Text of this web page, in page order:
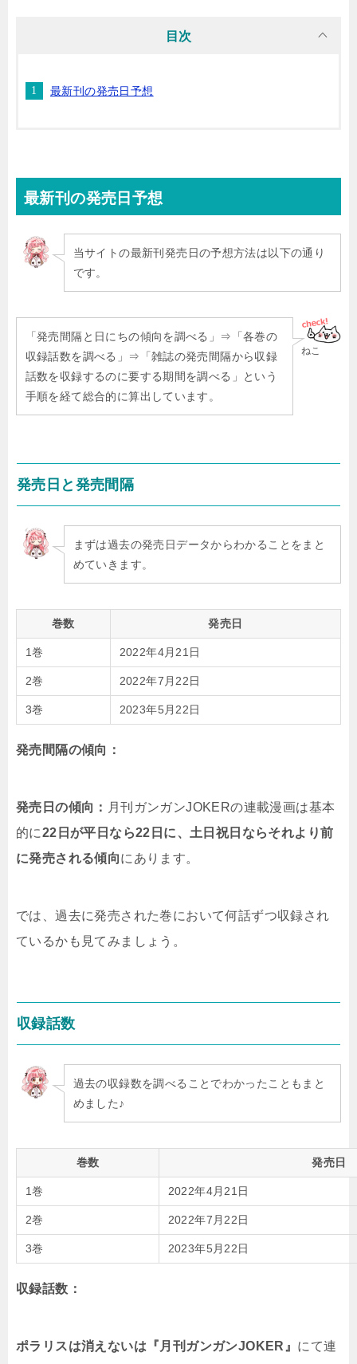
目次
最新刊の発売日予想
最新刊の発売日予想
当サイトの最新刊発売日の予想方法は以下の通り
です。
ねこ
「発売間隔と日にちの傾向を調べる」⇒「各巻の
収録話数を調べる」⇒「雑誌の発売間隔から収録
話数を収録するのに要する期間を調べる」という
手順を経て総合的に算出しています。
発売日と発売間隔
まずは過去の発売日データからわかることをまと
めていきます。
巻数 発売日
1巻 2022年4月21日
2巻 2022年7月22日
3巻 2023年5月22日
発売間隔の傾向：
発売日の傾向： 月刊ガンガンJOKERの連載漫画は基本
的に22日が平日なら22日に、土日祝日ならそれより前
に発売される傾向にあります。
では、過去に発売された巻において何話ずつ収録され
ているかも見てみましょう。
収録話数
過去の収録数を調べることでわかったこともまと
めました♪
巻数 発売日
1巻 2022年4月21日
2巻 2022年7月22日
3巻 2023年5月22日
収録話数：
ポラリスは消えないは『月刊ガンガンJOKER』 にて連